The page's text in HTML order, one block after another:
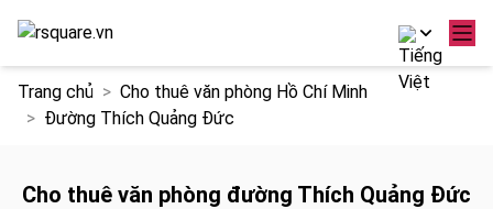
đến
Trang chủ
Cho thuê văn phòng Hồ Chí Minh
Đường Thích Quảng Đức
Cho thuê văn phòng đường Thích Quảng Đức